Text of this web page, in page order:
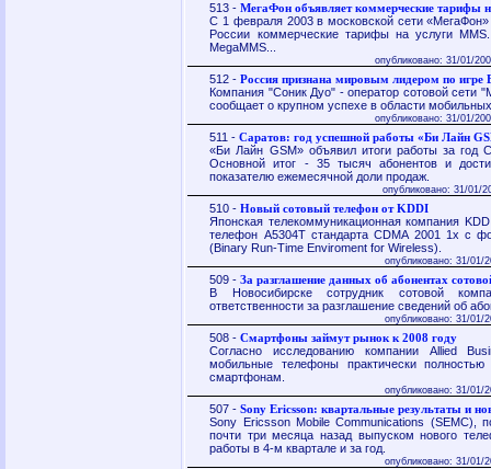
513 -МегаФон объявляет коммерческие тарифы
С 1 февраля 2003 в московской сети
России коммерческие тарифы на услуги
MegaMMS...
опубликовано: 31/01/
512 -Россия признана мировым лидером по игре
Компания "Соник Дуо" - оператор сотовой сети
сообщает о крупном успехе в области
опубликовано: 31/01/
511 -Саратов: год успешной работы «Би Лайн
«Би Лайн GSM» объявил итоги работы за год
Основной итог - 35 тысяч абонентов и
показателю ежемесячной доли продаж.
опубликовано: 31/01/
510 -Новый сотовый телефон от KDDI
Японская телекоммуникационная компания
телефон A5304T стандарта CDMA 2001 1x с
(Binary Run-Time Enviroment for Wireless).
опубликовано: 31/01/
509 -За разглашение данных об абонентах
В Новосибирске сотрудник сотовой
ответственности за разглашение сведений об
опубликовано: 31/01/
508 -Смартфоны займут рынок к 2008 году
Согласно исследованию компании Allied
мобильные телефоны практически
смартфонам.
опубликовано: 31/01/
507 -Sony Ericsson: квартальные результаты и
Sony Ericsson Mobile Communications (SEMC),
почти три месяца назад выпуском нового
работы в 4-м квартале и за год.
опубликовано: 31/01/